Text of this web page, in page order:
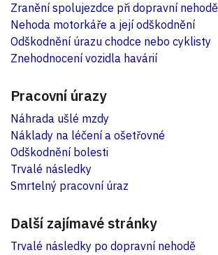
Zranění spolujezdce při dopravní nehodě
Nehoda motorkáře a její odškodnění
Odškodnění úrazu chodce nebo cyklisty
Znehodnocení vozidla havárií
Pracovní úrazy
Náhrada ušlé mzdy
Náklady na léčení a ošetřovné
Odškodnění bolesti
Trvalé následky
Smrtelný pracovní úraz
Další zajímavé stránky
Trvalé následky po dopravní nehodě